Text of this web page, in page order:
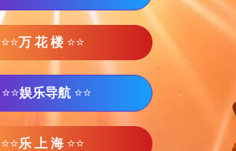
⭐⭐万 花 楼 ⭐⭐
⭐⭐娱乐导航 ⭐⭐
⭐⭐乐 上 海 ⭐⭐